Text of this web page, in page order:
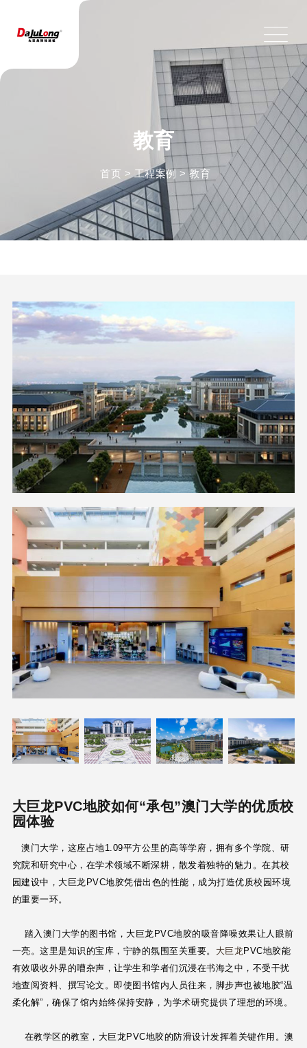
教育
首页 > 工程案例 >教育
大巨龙PVC地胶如何“承包”澳门大学的优质校
园体验
澳门大学，这座占地1.09平方公里的高等学府，拥有多个学院、研
究院和研究中心，在学术领域不断深耕，散发着独特的魅力。在其校
园建设中，大巨龙PVC地胶凭借出色的性能，成为打造优质校园环境
的重要一环。
踏入澳门大学的图书馆，大巨龙PVC地胶的吸音降噪效果让人眼前
一亮。这里是知识的宝库，宁静的氛围至关重要。 大巨龙PVC地胶能
有效吸收外界的嘈杂声，让学生和学者们沉浸在书海之中，不受干扰
地查阅资料、撰写论文。即使图书馆内人员往来，脚步声也被地胶“温
柔化解”，确保了馆内始终保持安静，为学术研究提供了理想的环境。
在教学区的教室，大巨龙PVC地胶的防滑设计发挥着关键作用。澳